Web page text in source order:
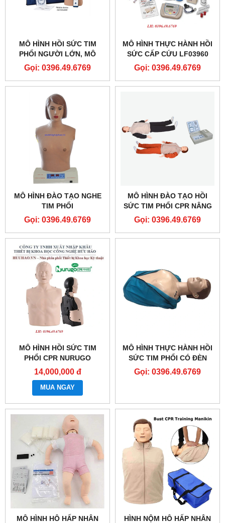
MÔ HÌNH HỒI SỨC TIM
PHỔI NGƯỜI LỚN, MÔ
HÌNH ÉP TIM THỔI NGẠT
PP-AM-2000-1-MS
Gọi: 0396.49.6769
MÔ HÌNH THỰC HÀNH HỒI
SỨC CẤP CỨU LF03960
NASCO
Gọi: 0396.49.6769
MÔ HÌNH ĐÀO TẠO NGHE
TIM PHỔI
Gọi: 0396.49.6769
MÔ HÌNH ĐÀO TẠO HỒI
SỨC TIM PHỔI CPR NÂNG
CAO GD/CPR10280
Gọi: 0396.49.6769
MÔ HÌNH HỒI SỨC TIM
PHỔI CPR NURUGO
L330/L300
14,000,000 đ
MUA NGAY
MÔ HÌNH THỰC HÀNH HỒI
SỨC TIM PHỔI CÓ ĐÈN
BÁO- CPR MANIKIN
Gọi: 0396.49.6769
MÔ HÌNH HÔ HẤP NHÂN
HÌNH NỘM HÔ HẤP NHÂN